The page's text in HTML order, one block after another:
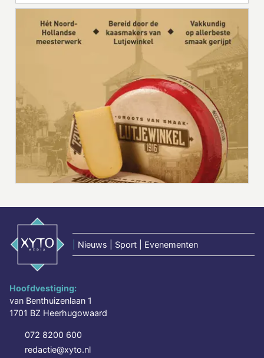
Nieuws | Sport | Evenementen
Hoofdvestiging:
van Benthuizenlaan 1
1701 BZ Heerhugowaard
072 8200 600
redactie@xyto.nl